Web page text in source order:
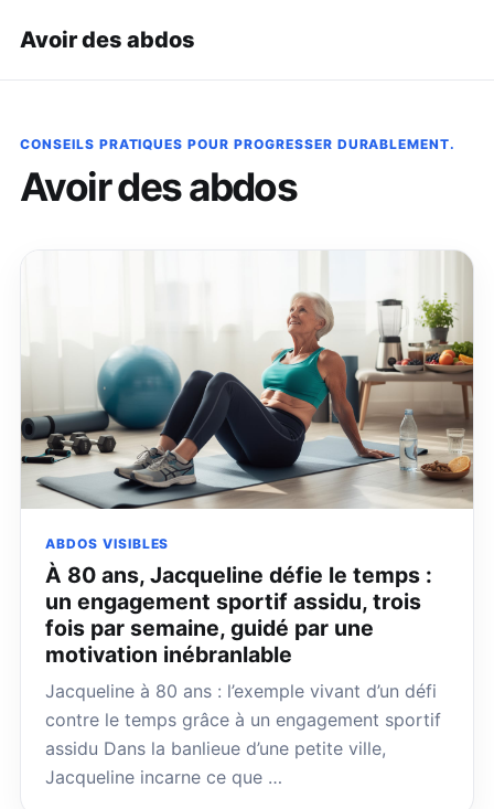
Avoir des abdos
CONSEILS PRATIQUES POUR PROGRESSER DURABLEMENT.
Avoir des abdos
ABDOS VISIBLES
À 80 ans, Jacqueline défie le temps :
un engagement sportif assidu, trois
fois par semaine, guidé par une
motivation inébranlable
Jacqueline à 80 ans : l’exemple vivant d’un défi
contre le temps grâce à un engagement sportif
assidu Dans la banlieue d’une petite ville,
Jacqueline incarne ce que …